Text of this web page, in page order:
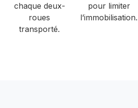
chaque deux-
roues
transporté.
pour limiter
l’immobilisation.